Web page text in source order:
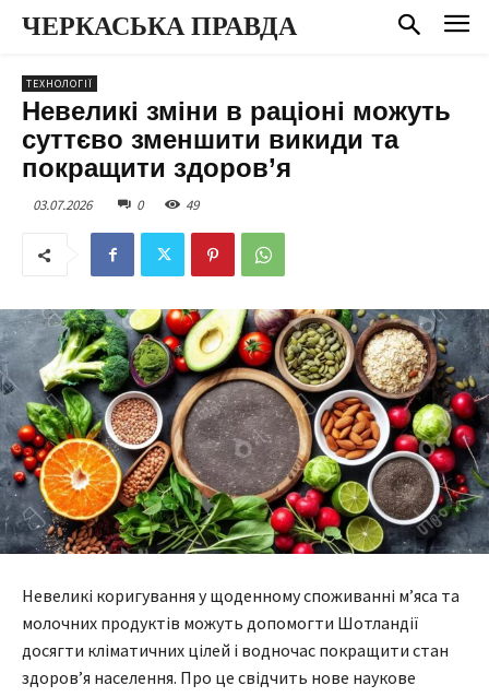
ЧЕРКАСЬКА ПРАВДА
ТЕХНОЛОГІЇ
Невеликі зміни в раціоні можуть
суттєво зменшити викиди та
покращити здоров’я
03.07.2026 0 49
Невеликі коригування у щоденному споживанні м’яса та
молочних продуктів можуть допомогти Шотландії
досягти кліматичних цілей і водночас покращити стан
здоров’я населення. Про це свідчить нове наукове